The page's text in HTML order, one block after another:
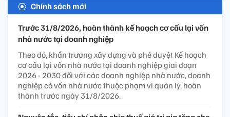
Chính sách mới
Trước 31/8/2026, hoàn thành kế hoạch cơ cấu lại vốn
nhà nước tại doanh nghiệp
Theo đó, khẩn trương xây dựng và phê duyệt Kế hoạch
cơ cấu lại vốn nhà nước tại doanh nghiệp giai đoạn
2026 - 2030 đối với các doanh nghiệp nhà nước, doanh
nghiệp có vốn nhà nước thuộc phạm vi quản lý, hoàn
thành trước ngày 31/8/2026.